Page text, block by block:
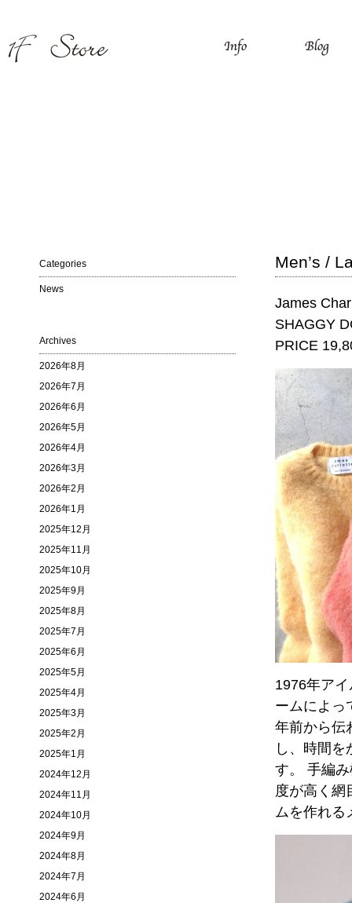
Men’s /
James
SHAGGY
PRICE
1976年ア
ームによっ
年前から伝
し、時間
す。 手編
度が高く網
ムを作れる
Categories
News
Archives
2026年8月
2026年7月
2026年6月
2026年5月
2026年4月
2026年3月
2026年2月
2026年1月
2025年12月
2025年11月
2025年10月
2025年9月
2025年8月
2025年7月
2025年6月
2025年5月
2025年4月
2025年3月
2025年2月
2025年1月
2024年12月
2024年11月
2024年10月
2024年9月
2024年8月
2024年7月
2024年6月